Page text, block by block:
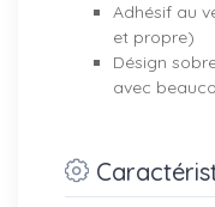
Adhésif au
et propre)
Désign
avec